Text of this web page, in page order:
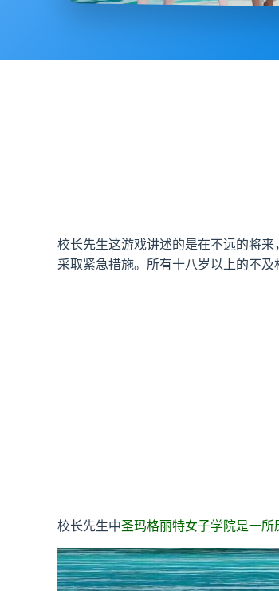
校长先生这游戏讲述的是在不远的将
采取紧急措施。所有十八岁以上的不
校长先生中圣玛格丽特女子学院是一所